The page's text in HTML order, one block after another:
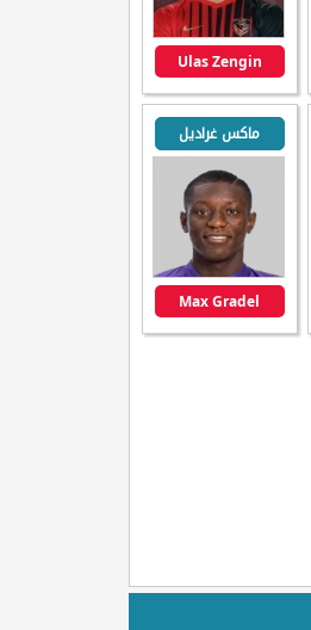
Ulas Zengin
ماكس غراديل
Max Gradel